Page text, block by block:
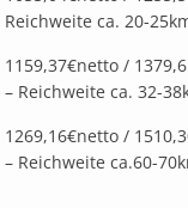
Reichweite ca. 20-
1159,37€netto /
– Reichweite ca. 32-
1269,16€netto /
– Reichweite ca.60-